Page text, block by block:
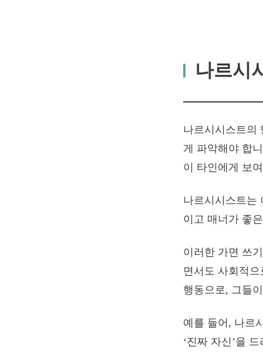
나르시
나르시시스트의
게 파악해야 합
이 타인에게 보
나르시시스트는
이고 매너가 좋
이러한 가면 쓰
면서도 사회적
행동으로, 그들
예를 들어, 나르
‘진짜 자신’을